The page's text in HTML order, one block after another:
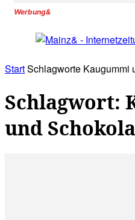
Werbung&
StartSchlagworte Kaugummi
Schlagwort:
und